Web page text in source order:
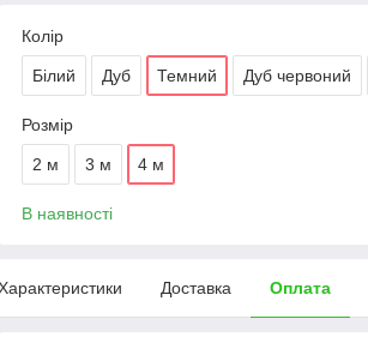
Колір
Білий Дуб Темний Дуб червоний
Розмір
2 м 3 м 4 м
В наявності
Доставка Оплата